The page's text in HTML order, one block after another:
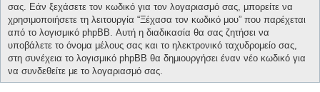
σας. Εάν ξεχάσετε τον κωδικό για τον λογαριασμό σας, μπορείτε να
χρησιμοποιήσετε τη λειτουργία “Ξέχασα τον κωδικό μου” που παρέχεται
από το λογισμικό phpBB. Αυτή η διαδικασία θα σας ζητήσει να
υποβάλετε το όνομα μέλους σας και το ηλεκτρονικό ταχυδρομείο σας,
στη συνέχεια το λογισμικό phpBB θα δημιουργήσει έναν νέο κωδικό για
να συνδεθείτε με το λογαριασμό σας.